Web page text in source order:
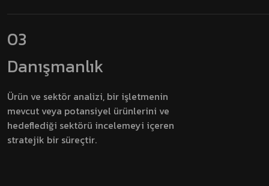
03
Danışmanlık
Ürün ve sektör analizi, bir işletmenin
mevcut veya potansiyel ürünlerini ve
hedeflediği sektörü incelemeyi içeren
stratejik bir süreçtir.